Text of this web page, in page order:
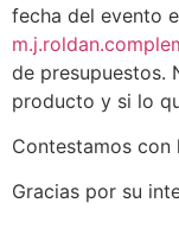
fecha del evento
de presupuestos.
producto y si lo
Contestamos con
Gracias por su